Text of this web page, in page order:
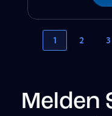
1 2 3
Melden